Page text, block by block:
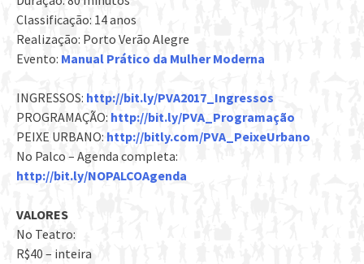
Classificação: 14 anos
Realização: Porto Verão Alegre
Evento: Manual Prático da Mulher Moderna
INGRESSOS: http://bit.ly/PVA2017_Ingressos
PROGRAMAÇÃO: http://bit.ly/PVA_Programação
PEIXE URBANO: http://bitly.com/PVA_PeixeUrbano
No Palco – Agenda completa:
http://bit.ly/NOPALCOAgenda
VALORES
No Teatro:
R$40 – inteira